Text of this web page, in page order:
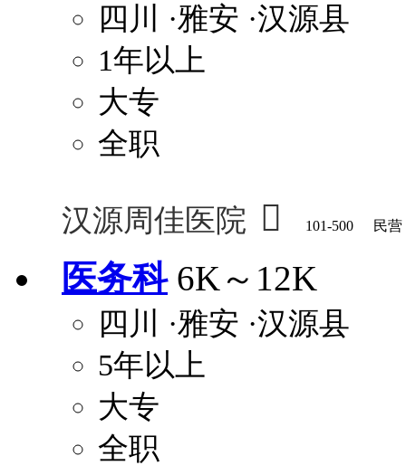
四川 ·雅安 ·汉源县
1年以上
大专
全职
汉源周佳医院  101-500 民营
医务科 6K～12K
四川 ·雅安 ·汉源县
5年以上
大专
全职